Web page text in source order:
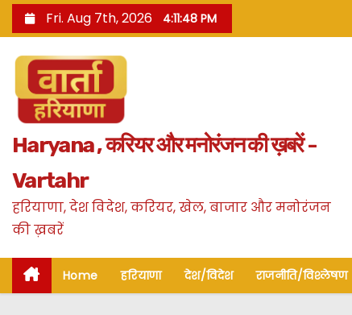
k
n
Fri. Aug 7th, 2026 4:11:49 PM
Haryana , करियर और मनोरंजन की ख़बरें -
Vartahr
हरियाणा, देश विदेश, करियर, खेल, बाजार और मनोरंजन
की ख़बरें
Home हरियाणा देश/विदेश राजनीति/विश्लेषण